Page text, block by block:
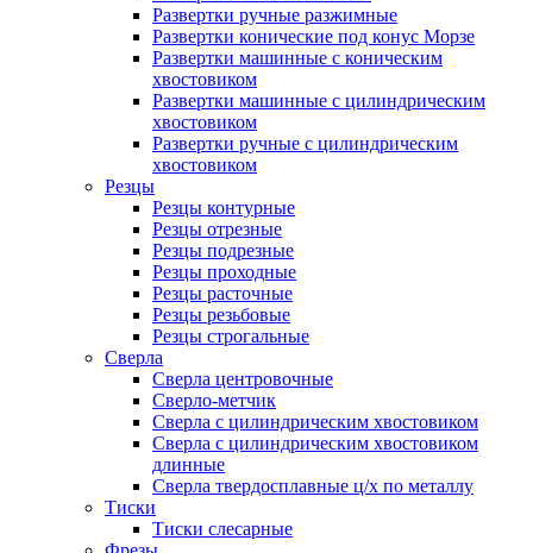
Развертки ручные разжимные
Развертки конические под конус Морзе
Развертки машинные с коническим
хвостовиком
Развертки машинные с цилиндрическим
хвостовиком
Развертки ручные с цилиндрическим
хвостовиком
Резцы
Резцы контурные
Резцы отрезные
Резцы подрезные
Резцы проходные
Резцы расточные
Резцы резьбовые
Резцы строгальные
Сверла
Сверла центровочные
Сверло-метчик
Сверла с цилиндрическим хвостовиком
Сверла с цилиндрическим хвостовиком
длинные
Сверла твердосплавные ц/х по металлу
Тиски
Тиски слесарные